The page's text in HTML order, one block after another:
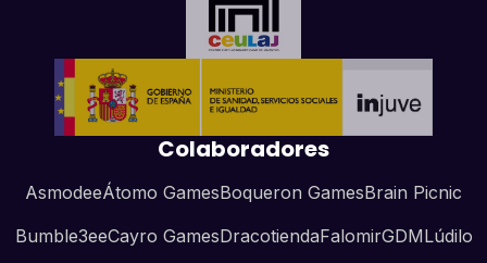
Colaboradores
AsmodeeÁtomo GamesBoqueron GamesBrain Picnic
Bumble3eeCayro GamesDracotiendaFalomirGDMLúdilo